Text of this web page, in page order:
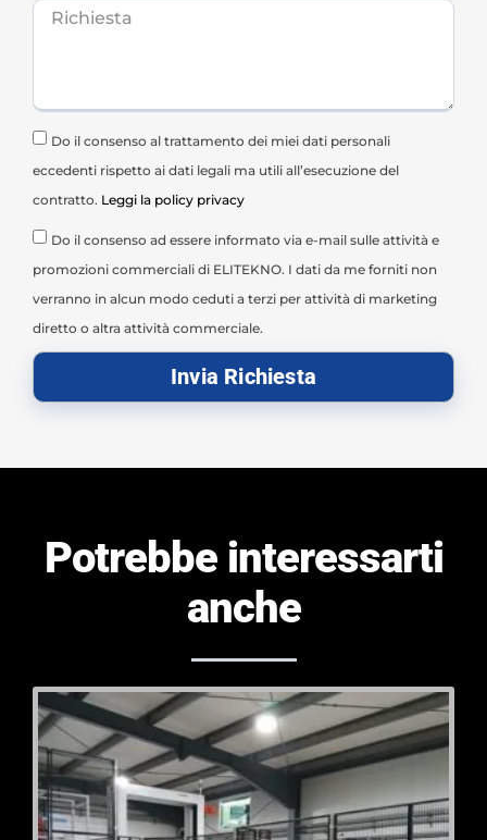
Do il consenso al trattamento dei miei dati personali
eccedenti rispetto ai dati legali ma utili all’esecuzione del
contratto. Leggi la policy privacy
Do il consenso ad essere informato via e-mail sulle attività e
promozioni commerciali di ELITEKNO. I dati da me forniti non
verranno in alcun modo ceduti a terzi per attività di marketing
diretto o altra attività commerciale.
Invia Richiesta
Potrebbe interessarti
anche